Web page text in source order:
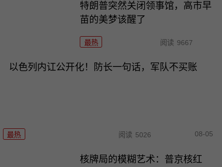
特朗普突然关闭领事馆，高市早
苗的美梦该醒了
最热 阅读 9667
以色列内讧公开化！防长一句话，军队不买账
最热 阅读 5026 08-05
核牌局的模糊艺术：普京核红